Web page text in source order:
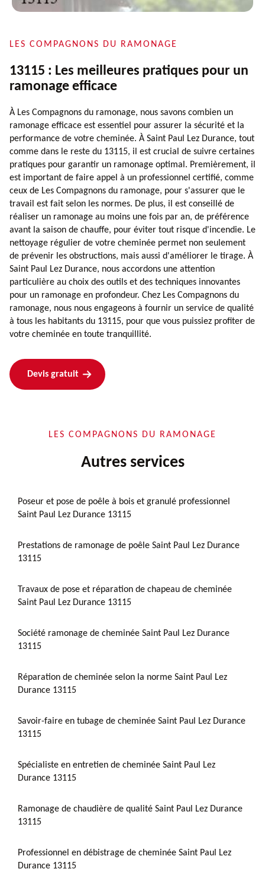
LES COMPAGNONS DU RAMONAGE
13115 : Les meilleures pratiques pour un
ramonage efficace
À Les Compagnons du ramonage, nous savons combien un
ramonage efficace est essentiel pour assurer la sécurité et la
performance de votre cheminée. À Saint Paul Lez Durance, tout
comme dans le reste du 13115, il est crucial de suivre certaines
pratiques pour garantir un ramonage optimal. Premièrement, il
est important de faire appel à un professionnel certifié, comme
ceux de Les Compagnons du ramonage, pour s'assurer que le
travail est fait selon les normes. De plus, il est conseillé de
réaliser un ramonage au moins une fois par an, de préférence
avant la saison de chauffe, pour éviter tout risque d'incendie. Le
nettoyage régulier de votre cheminée permet non seulement
de prévenir les obstructions, mais aussi d'améliorer le tirage. À
Saint Paul Lez Durance, nous accordons une attention
particulière au choix des outils et des techniques innovantes
pour un ramonage en profondeur. Chez Les Compagnons du
ramonage, nous nous engageons à fournir un service de qualité
à tous les habitants du 13115, pour que vous puissiez profiter de
votre cheminée en toute tranquillité.
Devis gratuit
LES COMPAGNONS DU RAMONAGE
Autres services
Poseur et pose de poêle à bois et granulé professionnel
Saint Paul Lez Durance 13115
Prestations de ramonage de poêle Saint Paul Lez Durance
13115
Travaux de pose et réparation de chapeau de cheminée
Saint Paul Lez Durance 13115
Société ramonage de cheminée Saint Paul Lez Durance
13115
Réparation de cheminée selon la norme Saint Paul Lez
Durance 13115
Savoir-faire en tubage de cheminée Saint Paul Lez Durance
13115
Spécialiste en entretien de cheminée Saint Paul Lez
Durance 13115
Ramonage de chaudière de qualité Saint Paul Lez Durance
13115
Professionnel en débistrage de cheminée Saint Paul Lez
Durance 13115